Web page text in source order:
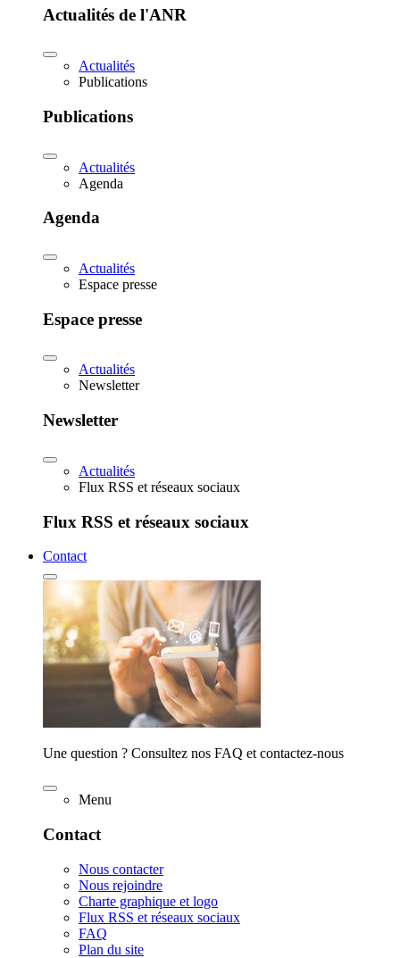
Actualités de l'ANR
Actualités
Publications
Publications
Actualités
Agenda
Agenda
Actualités
Espace presse
Espace presse
Actualités
Newsletter
Newsletter
Actualités
Flux RSS et réseaux sociaux
Flux RSS et réseaux sociaux
Contact
Une question ? Consultez nos FAQ et contactez-nous
Menu
Contact
Nous contacter
Nous rejoindre
Charte graphique et logo
Flux RSS et réseaux sociaux
FAQ
Plan du site